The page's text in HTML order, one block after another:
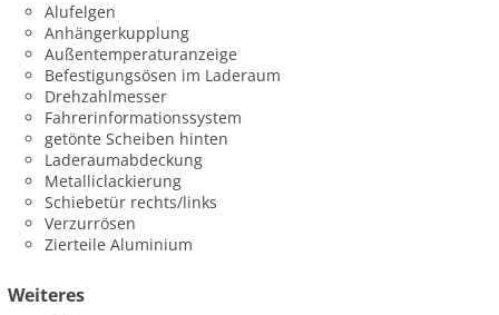
Alufelgen
Anhängerkupplung
Außentemperaturanzeige
Befestigungsösen im Laderaum
Drehzahlmesser
Fahrerinformationssystem
getönte Scheiben hinten
Laderaumabdeckung
Metalliclackierung
Schiebetür rechts/links
Verzurrösen
Zierteile Aluminium
Weiteres